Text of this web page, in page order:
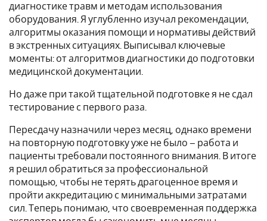
диагностике травм и методам использования
оборудования. Я углубленно изучал рекомендации,
алгоритмы оказания помощи и нормативы действий
в экстренных ситуациях. Выписывал ключевые
моменты: от алгоритмов диагностики до подготовки
медицинской документации.
Но даже при такой тщательной подготовке я не сдал
тестирование с первого раза.
Пересдачу назначили через месяц, однако времени
на повторную подготовку уже не было – работа и
пациенты требовали постоянного внимания. В итоге
я решил обратиться за профессиональной
помощью, чтобы не терять драгоценное время и
пройти аккредитацию с минимальными затратами
сил. Теперь понимаю, что своевременная поддержка